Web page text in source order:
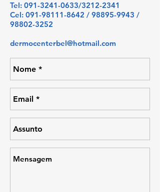
Tel: 091-3241-0633/3212-2341
Cel: 091-98111-8642 / 98895-9943 /
98802-3252
dermocenterbel@hotmail.com